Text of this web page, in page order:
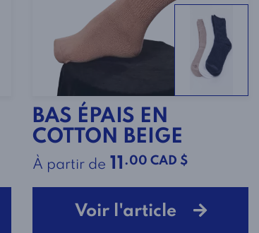
BAS ÉPAIS EN
COTTON BEIGE
À partir de 11 .00 CAD $
Voir l'article